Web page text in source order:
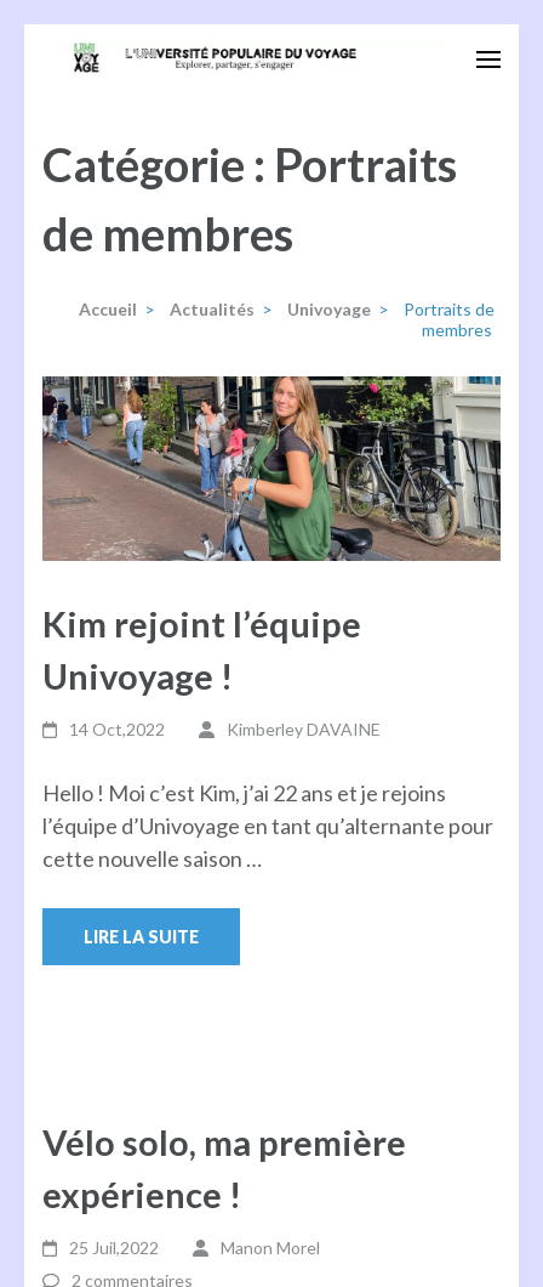
Entrée)
Catégorie : Portraits
de membres
Accueil > Actualités > Univoyage >
Portraits de
membres
Kim rejoint l’équipe
Univoyage !
14 Oct,2022 Kimberley DAVAINE
Hello ! Moi c’est Kim, j’ai 22 ans et je rejoins
l’équipe d’Univoyage en tant qu’alternante pour
cette nouvelle saison …
LIRE LA SUITE
Vélo solo, ma première
expérience !
25 Juil,2022
Manon Morel
2 commentaires